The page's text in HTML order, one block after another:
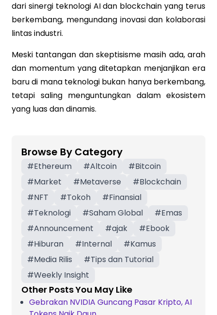
dari sinergi teknologi AI dan blockchain yang terus
berkembang, mengundang inovasi dan kolaborasi
lintas industri.
Meski tantangan dan skeptisisme masih ada, arah
dan momentum yang ditetapkan menjanjikan era
baru di mana teknologi bukan hanya berkembang,
tetapi saling menguntungkan dalam ekosistem
yang luas dan dinamis.
Browse By Category
#Ethereum #Altcoin #Bitcoin
#Market #Metaverse #Blockchain
#NFT #Tokoh #Finansial
#Teknologi #Saham Global #Emas
#Announcement #ajak #Ebook
#Hiburan #Internal #Kamus
#Media Rilis #Tips dan Tutorial
#Weekly Insight
Other Posts You May Like
Gebrakan NVIDIA Guncang Pasar Kripto, AI